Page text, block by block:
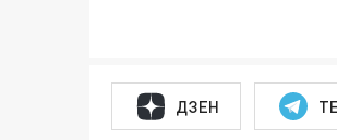
ДЗЕН